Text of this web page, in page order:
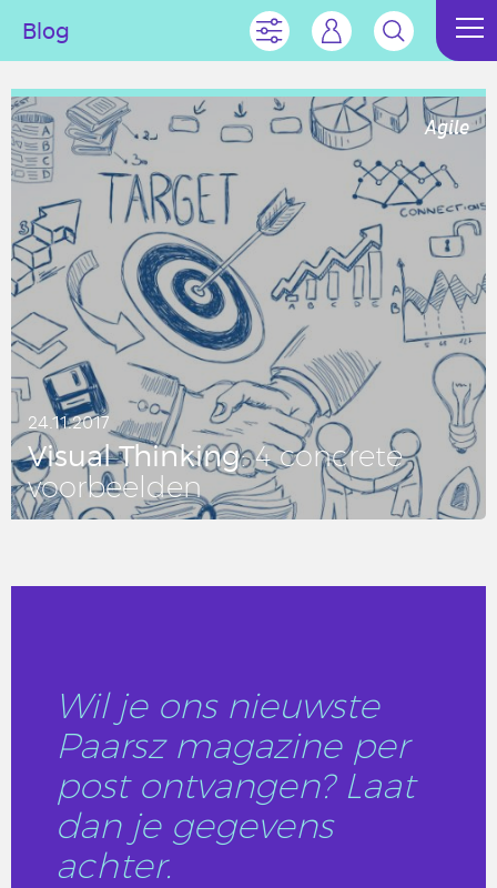
Blog
Agile
24.11.2017
Visual Thin­king: 4 con­cre­te
voor­beel­den
Wil je ons nieuwste
Paarsz magazine per
post ontvangen? Laat
dan je gegevens
achter.